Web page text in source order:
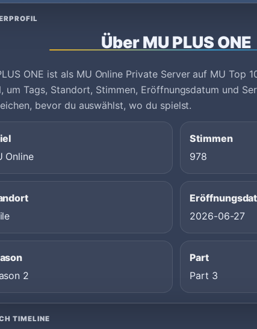
Über MU PLUS ONE
ONE ist als MU Online Private Server auf MU Top
um Tags, Standort, Stimmen, Eröffnungsdatum und
bevor du auswählst, wo du spielst.
Online
Stimmen
978
2026-06-27
2
Part
Part 3
TIMELINE